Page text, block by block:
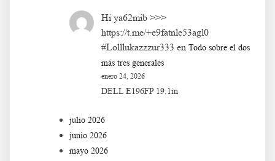
Hi ya62mib >>>
https://t.me/+e9fatnle53agl0
#Lolllukazzzur333 en Todo sobre el dos
más tres generales
enero 24, 2026
DELL E196FP 19.1in
julio 2026
junio 2026
mayo 2026